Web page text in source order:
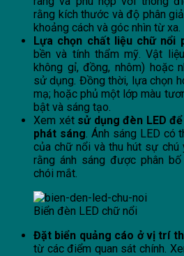
rằng kích thước và độ phân
khoảng cách và góc nhìn từ xa.
Lựa chọn chất liệu chữ nổi
bền và tính thẩm mỹ. Vật
không gỉ, đồng, nhôm) hoặc
sử dụng. Đồng thời, lựa chọn
mạ; hoặc phủ một lớp màu
bật và sáng tạo.
Xem xét sử dụng đèn LED
phát sáng. Ánh sáng LED có
của chữ nổi và thu hút sự
rằng ánh sáng được phân
chói mắt.
Biển đèn LED chữ nổi
Đặt biển quảng cáo ở vị trí
từ các điểm quan sát chính.